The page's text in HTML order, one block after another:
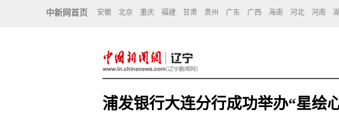
中新网首页 安徽 北京 重庆 福建 甘肃 贵州 广东 广西 海南 河北 河南
浦发银行大连分行成功举办“星绘